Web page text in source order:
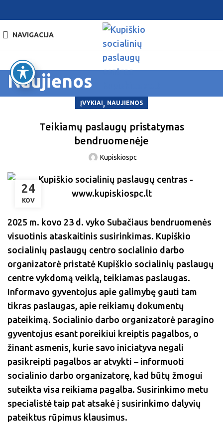
NAVIGACIJA
Naujienos
ĮVYKIAI, NAUJIENOS
Teikiamų paslaugų pristatymas
bendruomenėje
Kupiskiospc
24
KOV
2025 m. kovo 23 d. vyko Subačiaus bendruomenės
visuotinis ataskaitinis susirinkimas. Kupiškio
socialinių paslaugų centro socialinio darbo
organizatorė pristatė Kupiškio socialinių paslaugų
centre vykdomą veiklą, teikiamas paslaugas.
Informavo gyventojus apie galimybę gauti tam
tikras paslaugas, apie reikiamų dokumentų
pateikimą. Socialinio darbo organizatorė paragino
gyventojus esant poreikiui kreiptis pagalbos, o
žinant asmenis, kurie savo iniciatyva negali
pasikreipti pagalbos ar atvykti – informuoti
socialinio darbo organizatorę, kad būtų žmogui
suteikta visa reikiama pagalba. Susirinkimo metu
specialistė taip pat atsakė į susirinkimo dalyvių
pateiktus rūpimus klausimus.